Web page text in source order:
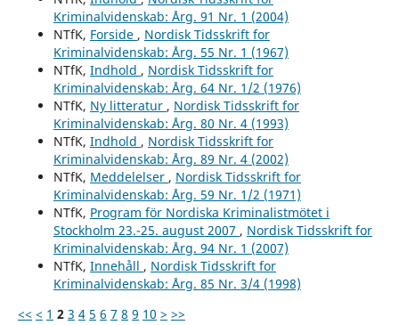
Kriminalvidenskab: Årg. 91 Nr. 1 (2004)
NTfK, Forside , Nordisk Tidsskrift for
Kriminalvidenskab: Årg. 55 Nr. 1 (1967)
NTfK, Indhold , Nordisk Tidsskrift for
Kriminalvidenskab: Årg. 64 Nr. 1/2 (1976)
NTfK, Ny litteratur , Nordisk Tidsskrift for
Kriminalvidenskab: Årg. 80 Nr. 4 (1993)
NTfK, Indhold , Nordisk Tidsskrift for
Kriminalvidenskab: Årg. 89 Nr. 4 (2002)
NTfK, Meddelelser , Nordisk Tidsskrift for
Kriminalvidenskab: Årg. 59 Nr. 1/2 (1971)
NTfK, Program för Nordiska Kriminalistmötet i
Stockholm 23.-25. august 2007 , Nordisk Tidsskrift for
Kriminalvidenskab: Årg. 94 Nr. 1 (2007)
NTfK, Innehåll , Nordisk Tidsskrift for
Kriminalvidenskab: Årg. 85 Nr. 3/4 (1998)
<< < 1 2 3 4 5 6 7 8 9 10 > >>